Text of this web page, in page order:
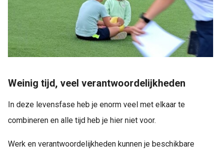
Weinig tijd, veel verantwoordelijkheden
In deze levensfase heb je enorm veel met elkaar te
combineren en alle tijd heb je hier niet voor.
Werk en verantwoordelijkheden kunnen je beschikbare